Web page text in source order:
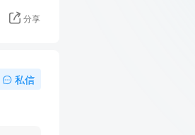
分享
私信